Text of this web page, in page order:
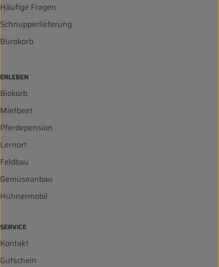
Häufige Fragen
Schnupperlieferung
Bürokorb
ERLEBEN
Biokorb
Mietbeet
Pferdepension
Lernort
Feldbau
Gemüseanbau
Hühnermobil
SERVICE
Kontakt
Gutschein